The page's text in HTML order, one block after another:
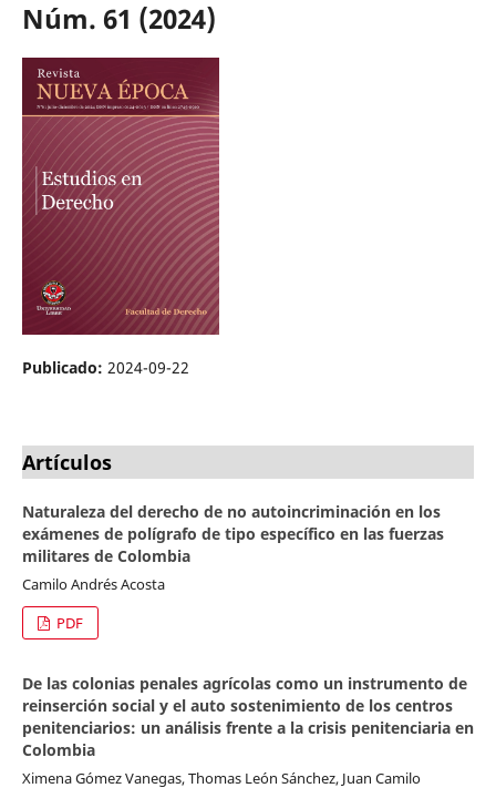
Núm. 61 (2024)
Publicado: 2024-09-22
Artículos
Naturaleza del derecho de no autoincriminación en los
exámenes de polígrafo de tipo específico en las fuerzas
militares de Colombia
Camilo Andrés Acosta
PDF
De las colonias penales agrícolas como un instrumento de
reinserción social y el auto sostenimiento de los centros
penitenciarios: un análisis frente a la crisis penitenciaria en
Colombia
Ximena Gómez Vanegas, Thomas León Sánchez, Juan Camilo